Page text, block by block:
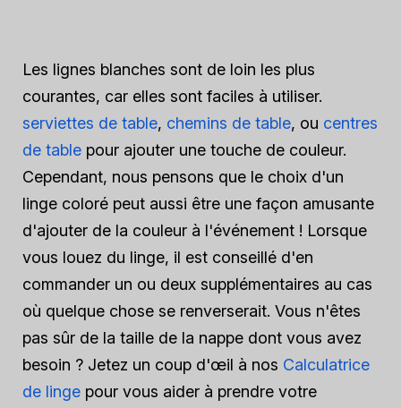
Les lignes blanches sont de loin les plus
courantes, car elles sont faciles à utiliser.
serviettes de table, chemins de table, ou centres
de table pour ajouter une touche de couleur.
Cependant, nous pensons que le choix d'un
linge coloré peut aussi être une façon amusante
d'ajouter de la couleur à l'événement ! Lorsque
vous louez du linge, il est conseillé d'en
commander un ou deux supplémentaires au cas
où quelque chose se renverserait. Vous n'êtes
pas sûr de la taille de la nappe dont vous avez
besoin ? Jetez un coup d'œil à nos Calculatrice
de linge pour vous aider à prendre votre